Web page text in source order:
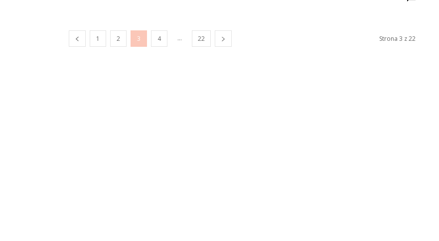
1 2 3 4 ... 22 Strona 3 z 22